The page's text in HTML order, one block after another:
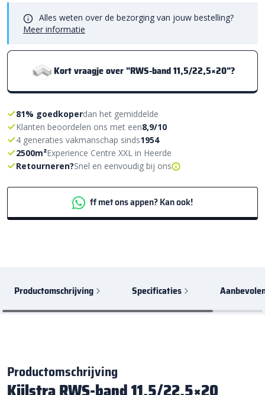
Alles weten over de bezorging van jouw bestelling?
Meer informatie
Kort vraagje over "RWS-band 11,5/22,5×20"?
81% goedkoperdan het gemiddelde
Klanten beoordelen ons met een8,9/10
4 generaties vakmanschap sinds1954
2500m²Experience Centre XXL in Heerde
Retourneren?Snel en eenvoudig bij ons
ff met ons appen? Kan ook!
Productomschrijving Specificaties
Productomschrijving